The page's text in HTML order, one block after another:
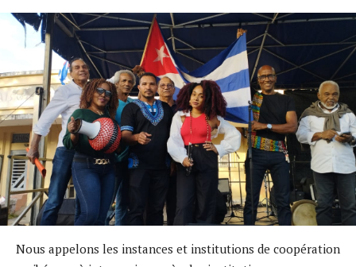
Nous appelons les instances et institutions de coopération